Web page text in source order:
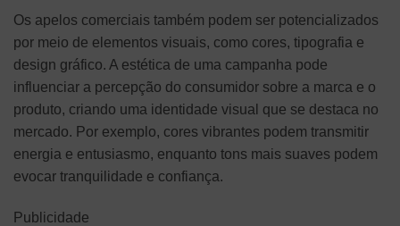
Os apelos comerciais também podem ser potencializados
por meio de elementos visuais, como cores, tipografia e
design gráfico. A estética de uma campanha pode
influenciar a percepção do consumidor sobre a marca e o
produto, criando uma identidade visual que se destaca no
mercado. Por exemplo, cores vibrantes podem transmitir
energia e entusiasmo, enquanto tons mais suaves podem
evocar tranquilidade e confiança.
Publicidade